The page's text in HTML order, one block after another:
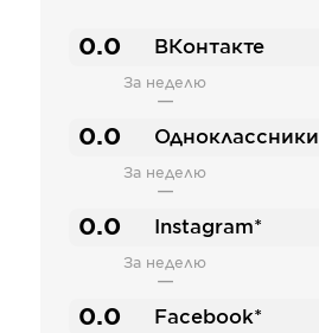
0.0 ВКонтакте
За неделю
—
0.0 Одноклассники
За неделю
—
0.0 Instagram*
За неделю
—
0.0 Facebook*